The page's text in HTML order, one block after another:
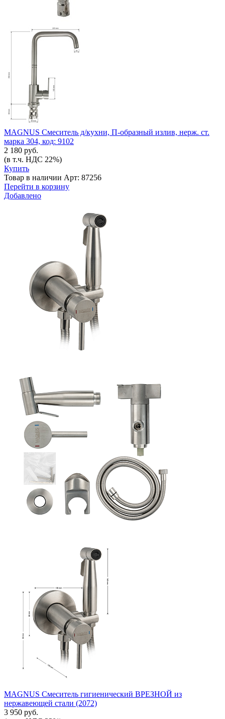
MAGNUS Смеситель д/кухни, П-образный излив, нерж. ст.
марка 304, код: 9102
2 180 руб.
(в т.ч. НДС 22%)
Купить
Товар в наличии Арт: 87256
Перейти в корзину
Добавлено
MAGNUS Смеситель гигиенический ВРЕЗНОЙ из
нержавеющей стали (2072)
3 950 руб.